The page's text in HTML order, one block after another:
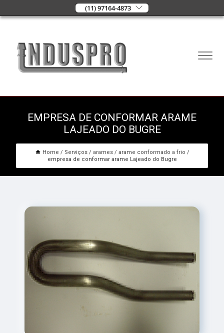
(11) 97164-4873
EMPRESA DE CONFORMAR ARAME
LAJEADO DO BUGRE
Home Serviços arames
arame conformado a frio
empresa de conformar arame Lajeado do Bugre